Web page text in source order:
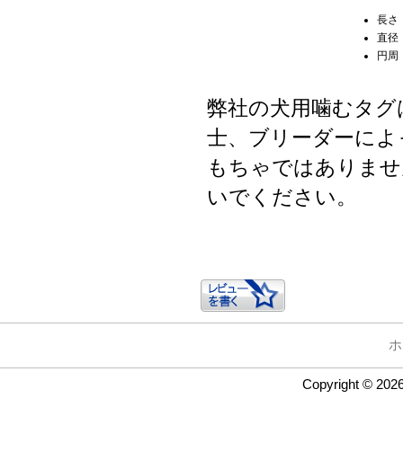
長さ
直径
円周
弊社の犬用噛むタ
士、ブリーダーに
もちゃではありま
いでください。
Copyright ©